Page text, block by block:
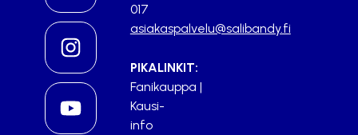
017
asiakaspalvelu@salibandy.fi
PIKALINKIT:
Fanikauppa |
Kausi-
info